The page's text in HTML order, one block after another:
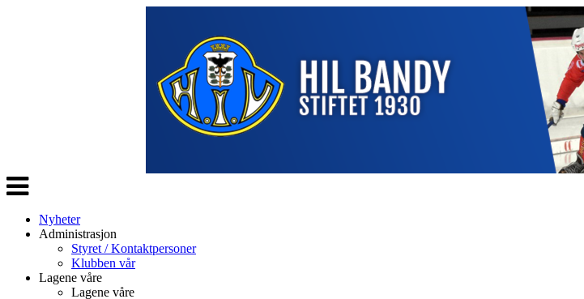
Veksle
navigasjon
Nyheter
Administrasjon
Styret / Kontaktpersoner
Klubben vår
Lagene våre
Lagene våre